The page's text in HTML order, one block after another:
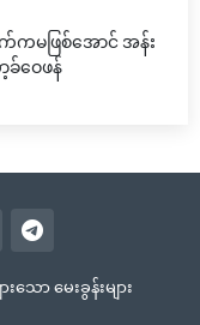
မဖြစ်အောင် အန်း
ဝေဖန်
းသော မေးခွန်းများ